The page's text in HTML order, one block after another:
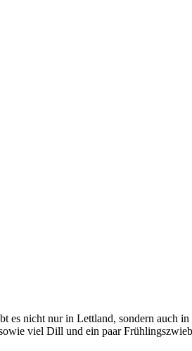
es nicht nur in Lettland, sondern auch
viel Dill und ein paar